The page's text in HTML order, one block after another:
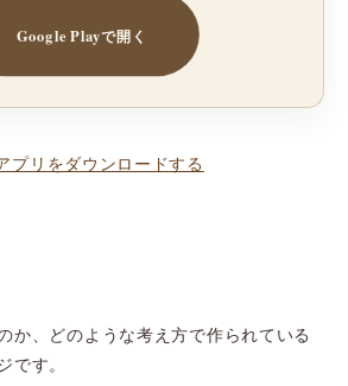
Google Playで開く
プリをダウンロードする
か、どのような考え方で作られている
です。